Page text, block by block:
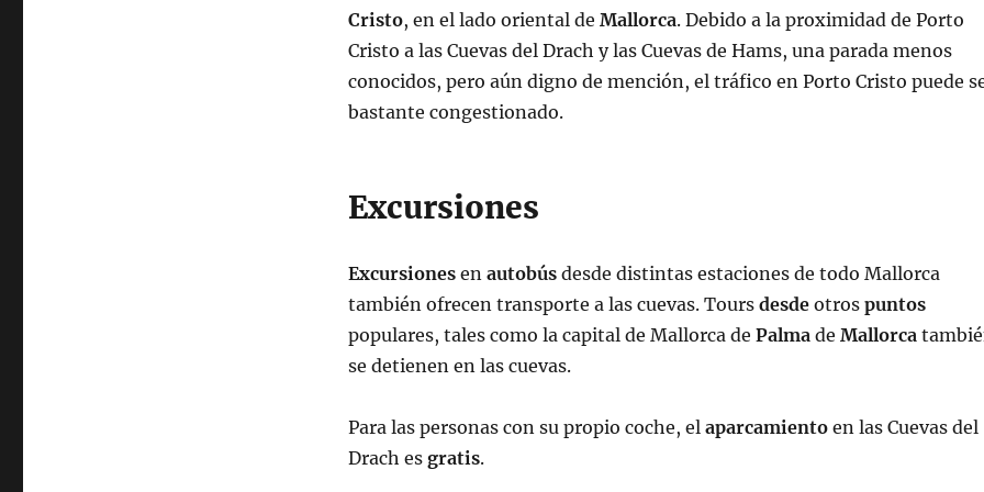
Cristo, en el lado oriental de Mallorca. Debido a la proximidad de Porto
Cristo a las Cuevas del Drach y las Cuevas de Hams, una parada menos
conocidos, pero aún digno de mención, el tráfico en Porto Cristo puede
bastante congestionado.
Excursiones
Excursionesen autobúsdesde distintas estaciones de todo Mallorca
también ofrecen transporte a las cuevas. Tours desdeotros puntos
populares, tales como la capital de Mallorca de Palma de Mallorca
se detienen en las cuevas.
Para las personas con su propio coche, el aparcamientoen las Cuevas del
Drach es gratis.